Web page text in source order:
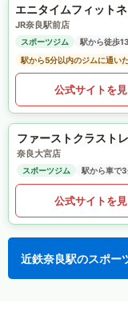
エニタイムフィット
JR奈良駅前店
スポーツジム
駅から徒歩
駅から5分以内のジムに通い
公式サイトを
ファーストクラスト
奈良大宮店
スポーツジム 駅から車で
公式サイトを
近鉄奈良駅のスポー